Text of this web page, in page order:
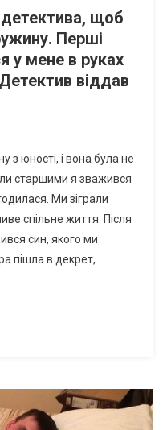
щоб
Перші
у мене в руках
віддав
з юності, і вона була не
старшими я зважився
Ми зіграли
спільне життя. Після
син, якого ми
пішла в декрет,